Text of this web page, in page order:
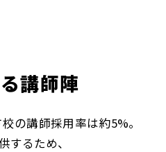
講師陣
の講師採用率は約5%。
するため、